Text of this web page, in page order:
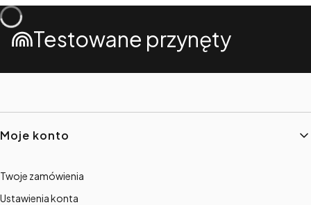
Testowane przynęty
Linki w stopce
Moje konto
Twoje zamówienia
Ustawienia konta